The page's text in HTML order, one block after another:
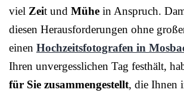
viel Zeit und Mühe in Anspruch.
diesen Herausforderungen ohne
einen Hochzeitsfotografen in
Ihren unvergesslichen Tag festhält,
für Sie zusammengestellt, die Ihnen